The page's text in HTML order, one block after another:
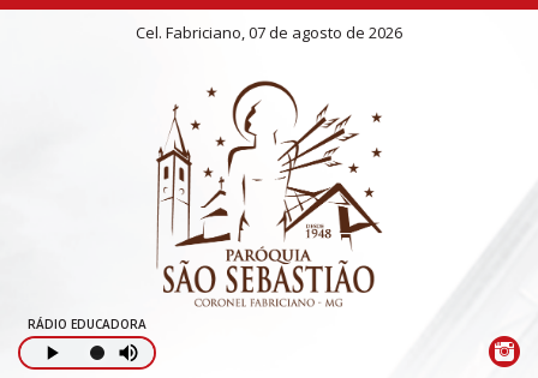
Cel. Fabriciano, 07 de agosto de 2026
RÁDIO EDUCADORA